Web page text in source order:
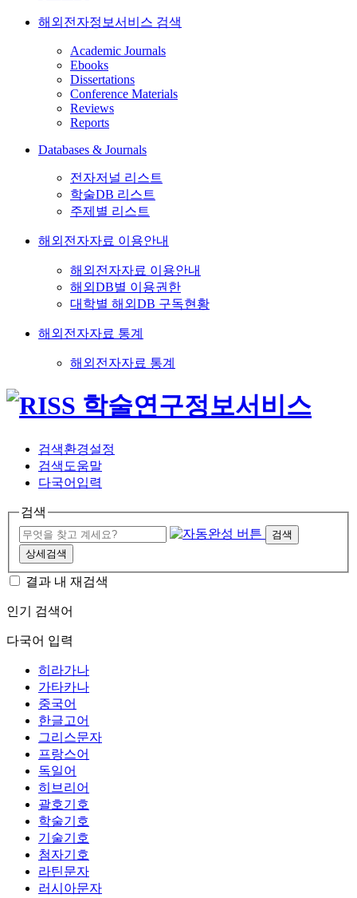
해외전자정보서비스 검색
Academic Journals
Ebooks
Dissertations
Conference Materials
Reviews
Reports
Databases & Journals
전자저널 리스트
학술DB 리스트
주제별 리스트
해외전자자료 이용안내
해외전자자료 이용안내
해외DB별 이용권한
대학별 해외DB 구독현황
해외전자자료 통계
해외전자자료 통계
검색환경설정
검색도움말
다국어입력
검색
검색
상세검색
결과 내 재검색
인기 검색어
다국어 입력
히라가나
가타카나
중국어
한글고어
그리스문자
프랑스어
독일어
히브리어
괄호기호
학술기호
기술기호
첨자기호
라틴문자
러시아문자